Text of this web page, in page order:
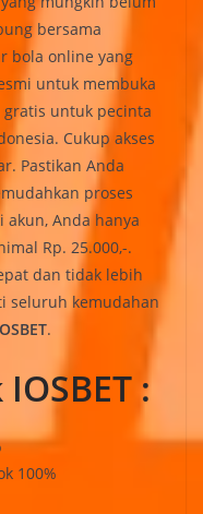
bersama
bola online yang
untuk membuka
untuk pecinta
Cukup akses
Pastikan Anda
proses
akun, Anda hanya
Rp. 25.000,-.
dan tidak lebih
seluruh kemudahan
.
:
100%